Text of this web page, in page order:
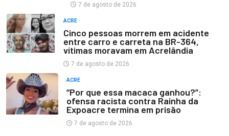
7 de agosto de 2026
ACRE
Cinco pessoas morrem em acidente
entre carro e carreta na BR-364,
vítimas moravam em Acrelândia
7 de agosto de 2026
ACRE
“Por que essa macaca ganhou?”:
ofensa racista contra Rainha da
Expoacre termina em prisão
7 de agosto de 2026